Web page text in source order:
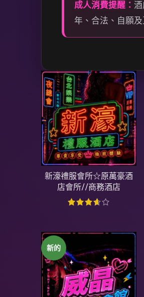
成人消費提醒：
年、合法、自願
新濠禮服會所☆原萬豪酒
店會所//商務酒店
新的